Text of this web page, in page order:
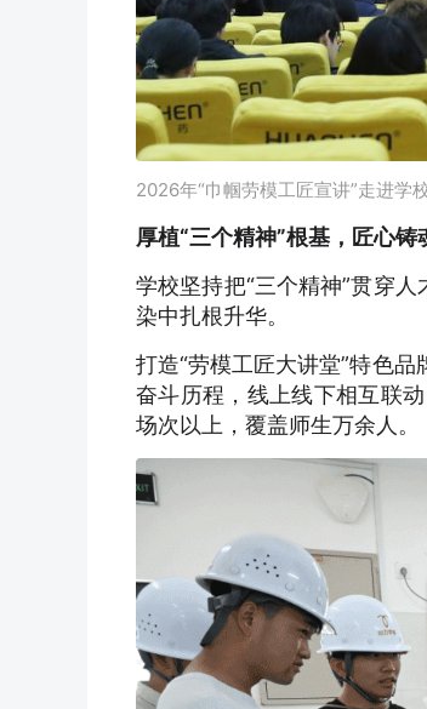
2026年“巾帼劳模工匠宣讲”走进学
厚植“三个精神”根基，匠心铸
学校坚持把“三个精神”贯穿
染中扎根升华。
打造“劳模工匠大讲堂”特色
奋斗历程，线上线下相互联
场次以上，覆盖师生万余人。